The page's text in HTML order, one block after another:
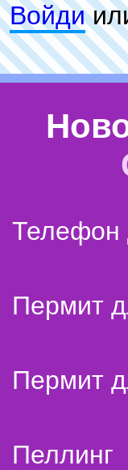
Войди
Телефон
Пермит
Пермит
Пеллинг